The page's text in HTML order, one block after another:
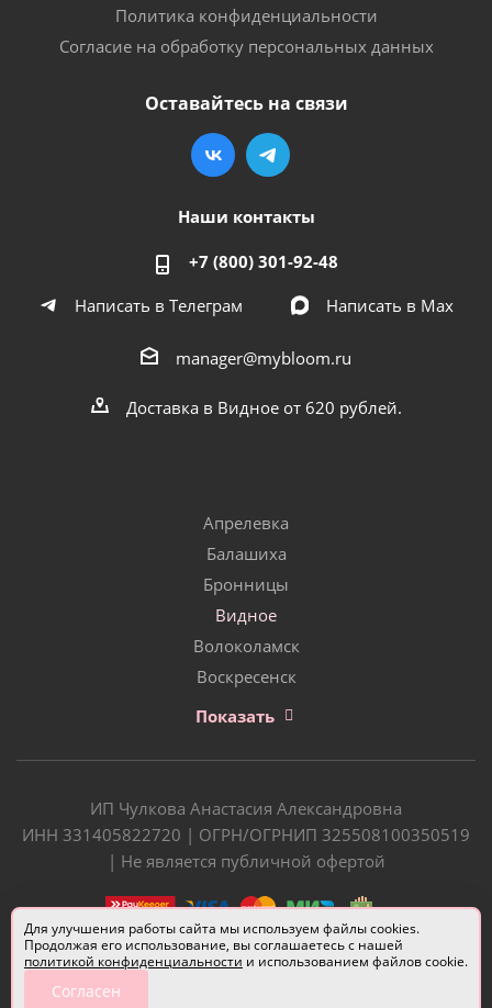
Политика конфиденциальности
Согласие на обработку персональных данных
Оставайтесь на связи
Наши контакты
+7 (800) 301-92-48
Написать в Телеграм
Написать в Мах
manager@mybloom.ru
Доставка в Видное от 620 рублей.
Апрелевка
Балашиха
Бронницы
Видное
Волоколамск
Воскресенск
Показать
ИП Чулкова Анастасия Александровна
ИНН 331405822720 | ОГРН/ОГРНИП 325508100350519
| Не является публичной офертой
Разработчик сайта —
Для улучшения работы сайта мы используем файлы cookies.
Продолжая его использование, вы соглашаетесь с нашей
политикой конфиденциальности и использованием файлов cookie.
Согласен